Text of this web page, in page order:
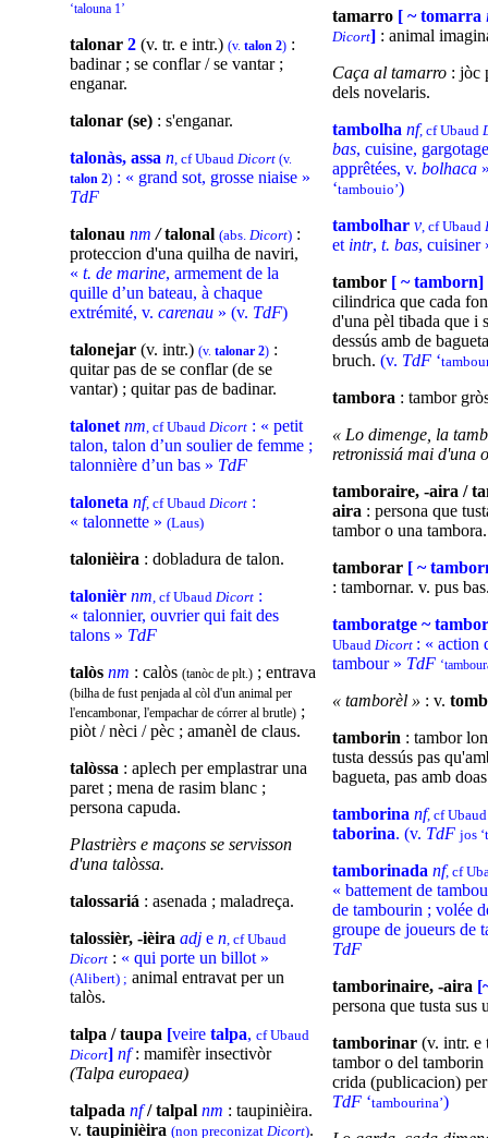
‘talouna 1’
talonar 2 (v. tr. e intr.) (v. talon 2) :
badinar ; se conflar / se vantar ;
enganar.
talonar (se) : s'enganar.
talonàs, assa n, cf Ubaud Dicort (v.
talon 2) : « grand sot, grosse niaise »
TdF
talonau nm / talonal (abs. Dicort) :
proteccion d'una quilha de naviri,
« t. de marine, armement de la
quille d’un bateau, à chaque
extrémité, v. carenau » (v. TdF)
talonejar (v. intr.) (v. talonar 2) :
quitar pas de se conflar (de se
vantar) ; quitar pas de badinar.
talonet nm, cf Ubaud Dicort : « petit
talon, talon d’un soulier de femme ;
talonnière d’un bas » TdF
taloneta nf, cf Ubaud Dicort :
« talonnette » (Laus)
talonièira : dobladura de talon.
talonièr nm, cf Ubaud Dicort :
« talonnier, ouvrier qui fait des
talons » TdF
talòs nm : calòs (tanòc de plt.) ; entrava
(bilha de fust penjada al còl d'un animal per
l'encambonar, l'empachar de córrer al brutle) ;
piòt / nèci / pèc ; amanèl de claus.
talòssa : aplech per emplastrar una
paret ; mena de rasim blanc ;
persona capuda.
Plastrièrs e maçons se servisson
d'una talòssa.
talossariá : asenada ; maladreça.
talossièr, -ièira adj e n, cf Ubaud
Dicort : « qui porte un billot »
(Alibert) ; animal entravat per un
talòs.
talpa / taupa [veire talpa, cf Ubaud
Dicort] nf: mamifèr insectivòr
(Talpa europaea)
talpada nf / talpal nm : taupinièira.
v. taupinièira (non preconizat Dicort).
tamarro [ ~ tomarra
Dicort] : animal
Caça al tamarro : jòc
dels novelaris.
tambolha nf, cf Ubaud
bas, cuisine,
apprêtées, v. bolhaca
‘tambouio’)
tambolhar v, cf Ubaud
et intr, t. bas, cuisiner
tambor [ ~ tamborn]
cilindrica que cada
d'una pèl tibada que i
dessús amb de
bruch. (v. TdF ‘
tambora : tambor
« Lo dimenge, la
retronissiá mai d'una
tamboraire, -aira /
aira : persona que
tambor o una tambora.
tamborar [ ~
: tambornar. v. pus
tamboratge ~
Ubaud Dicort : « action
tambour » TdF
« tamborèl » : v.
tamborin : tambor
tusta dessús pas
bagueta, pas amb
tamborina nf, cf
taborina. (v. TdF jos
tamborinada nf, cf
« battement de
de tambourin ; volée
groupe de joueurs de
TdF
tamborinaire, -aira
persona que tusta sus
tamborinar (v. intr. e
tambor o del tamborin
crida (publicacion)
TdF ‘tambourina’)